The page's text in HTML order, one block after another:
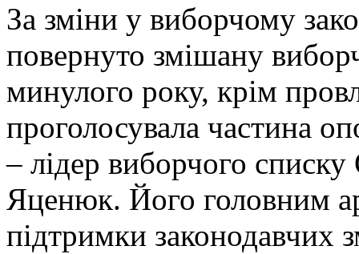
За зміни у виборчому
повернуто змішану
минулого року, крім
проголосувала частина
– лідер виборчого списку
Яценюк. Його головним
підтримки законодавчих